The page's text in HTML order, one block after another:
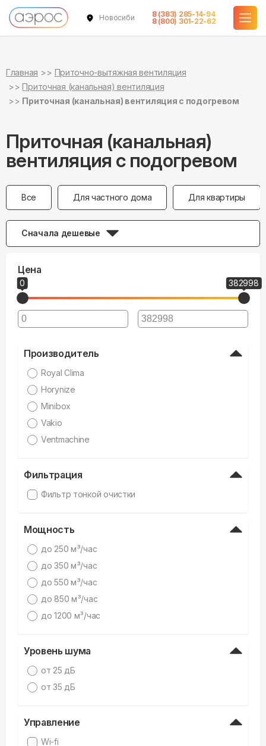
Новосибирск
8 (383) 285-14-94
8 (800) 301-22-62
Главная
Приточно-вытяжная вентиляция
Приточная (канальная) вентиляция
Приточная (канальная) вентиляция с подогревом
Приточная (канальная)
вентиляция с подогревом
Все Для частного дома Для квартиры
Сначала дешевые
Цена
0 382998
Производитель
Royal Clima
Horynize
Minibox
Vakio
Ventmachine
Фильтрация
Фильтр тонкой очистки
Мощность
дo 250 м³/час
дo 350 м³/час
дo 550 м³/час
дo 850 м³/час
дo 1200 м³/час
Уровень шума
от 25 дБ
от 35 дБ
Управление
Wi-fi